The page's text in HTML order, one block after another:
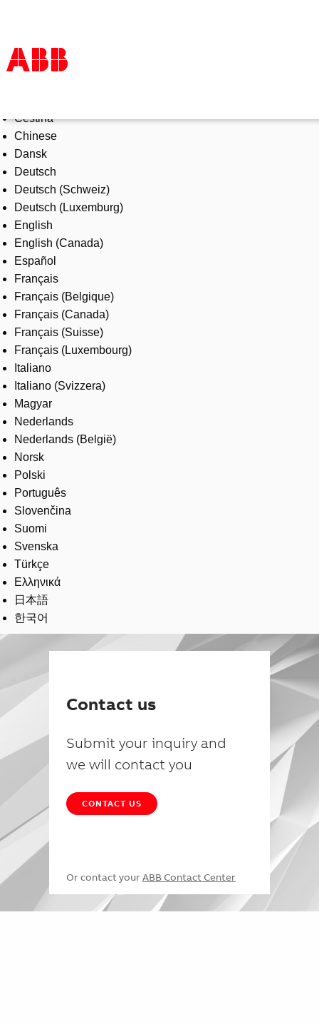
Products & Solutions
Industries
Services
About us
Where to buy
Contact us
Careers
Čeština
Chinese
Dansk
Deutsch
Deutsch (Schweiz)
Deutsch (Luxemburg)
English
English (Canada)
Español
Français
Français (Belgique)
Français (Canada)
Français (Suisse)
Français (Luxembourg)
Italiano
Italiano (Svizzera)
Magyar
Nederlands
Nederlands (België)
Norsk
Polski
Português
Slovenčina
Suomi
Svenska
Türkçe
Ελληνικά
日本語
한국어
Contact us
Submit your inquiry and
we will contact you
CONTACT US
Or contact your ABB Contact Center